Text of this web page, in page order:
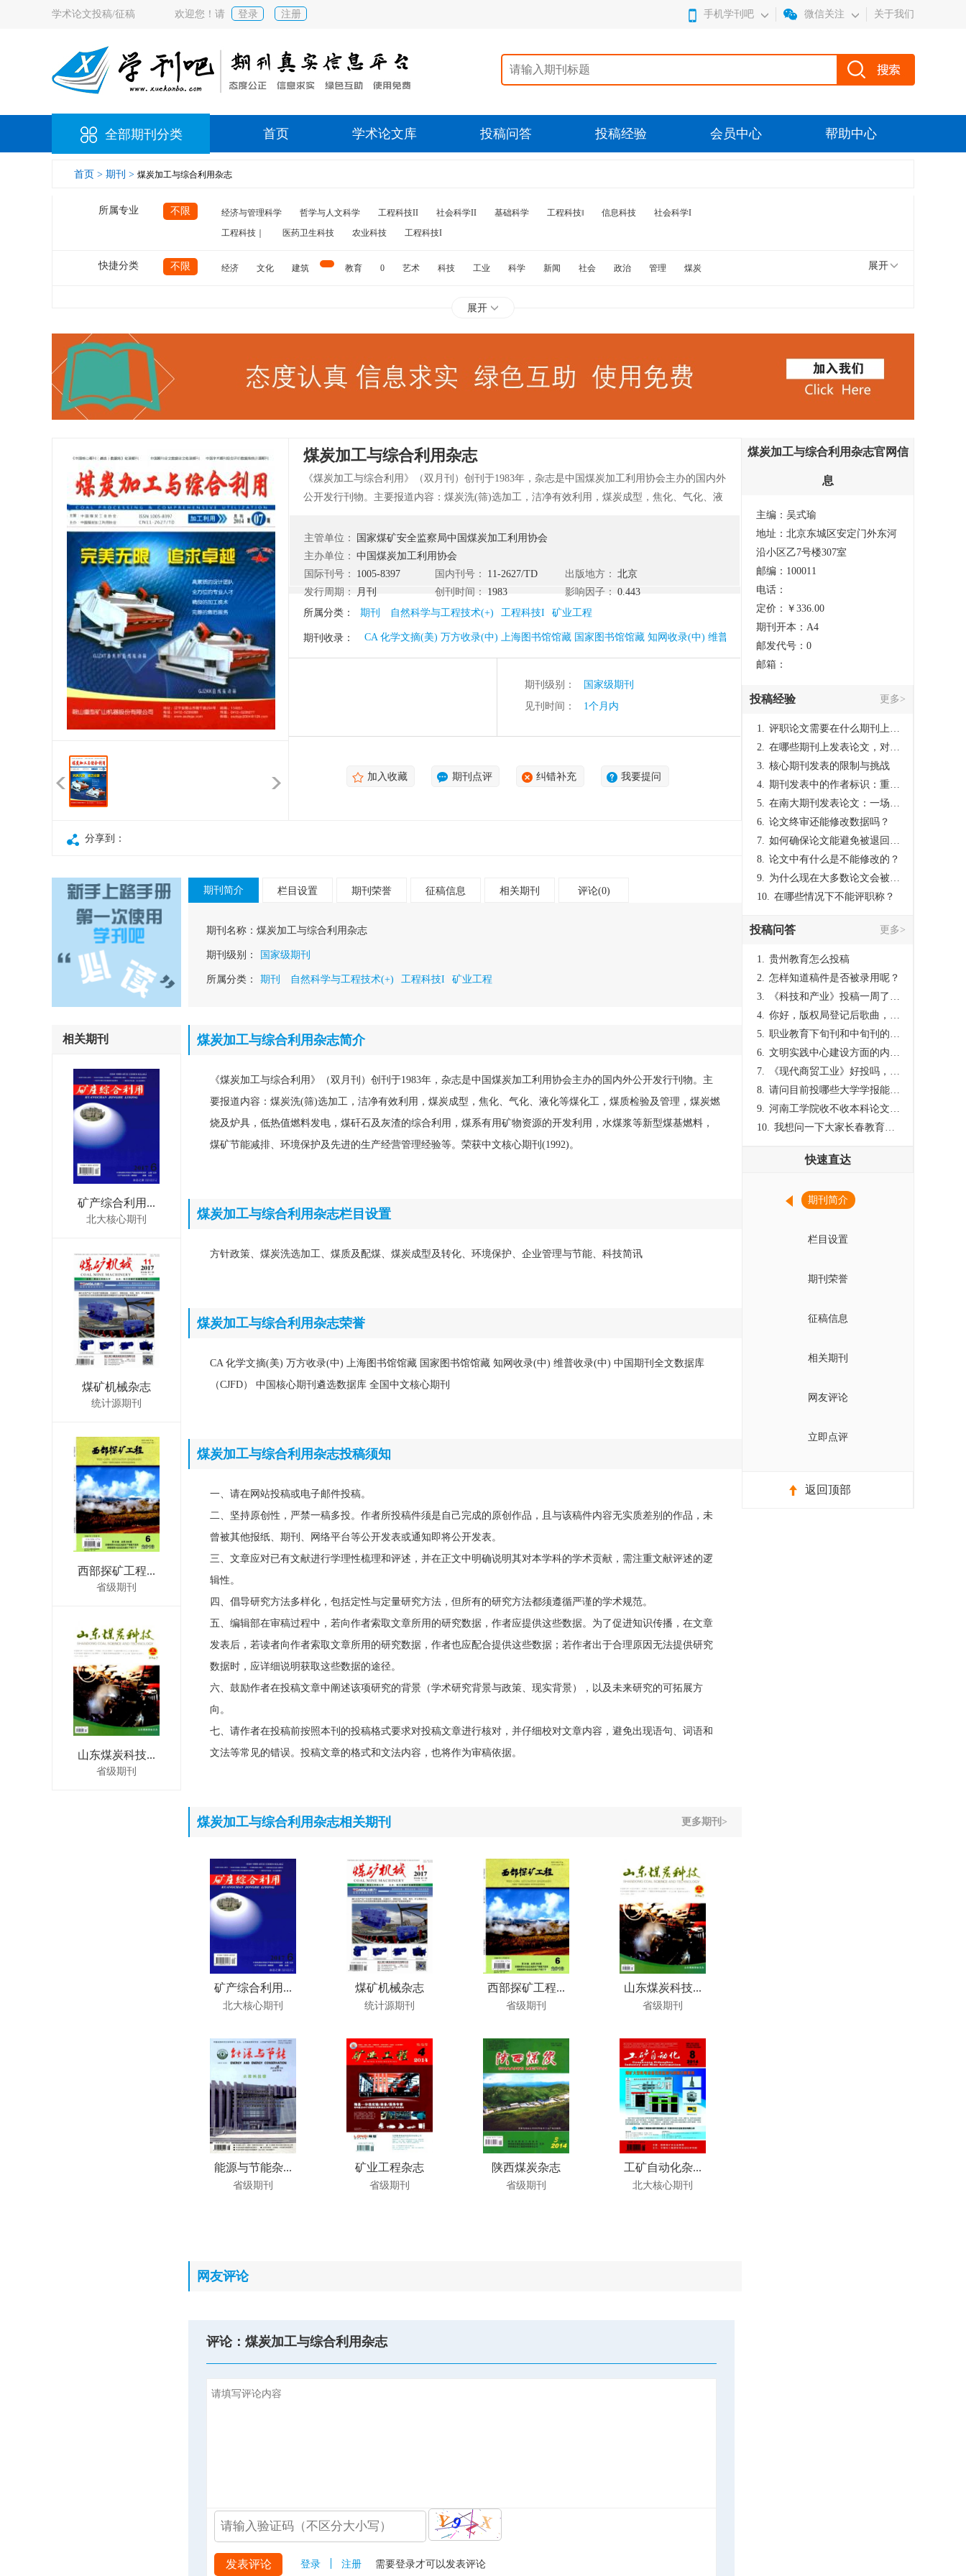
学术论文投稿/征稿 欢迎您！请 登录 注册 手机学刊吧 微信关注 关于我们
全部期刊分类 首页 学术论文库 投稿问答 投稿经验 会员中心 帮助中心
首页 > 期刊 > 煤炭加工与综合利用杂志
所属专业 不限 经济与管理科学 哲学与人文科学 工程科技II 社会科学II 基础科学 工程科技‖ 信息科技
社会科学I
工程科技｜
医药卫生科技 农业科技 工程科技I
快捷分类 不限 经济 文化 建筑 教育 0 艺术 科技 工业 科学 新闻 社会 政治 管理
煤炭
展开
展开
煤炭加工与综合利用杂志
《煤炭加工与综合利用》（双月刊）创刊于1983年，杂志是中国煤炭加工利用协会主办的国内外
公开发行刊物。主要报道内容：煤炭洗(筛)选加工，洁净有效利用，煤炭成型，焦化、气化、液
煤系有用矿物资源的开发利用，水煤浆等新型煤基燃料，煤矿节能减排、环境保护及先进的生产
经营管理经验等。荣获中文核心期刊(1992)。
主管单位：
国家煤矿安全监察局中国煤炭加工利用协会
主办单位： 中国煤炭加工利用协会
国际刊号：
1005-8397 国内刊号： 11-2627/TD 出版地方：
北京
发行周期：
月刊 创刊时间： 1983 影响因子：
0.443
所属分类：
期刊 自然科学与工程技术(+) 工程科技I 矿业工程
期刊收录： CA 化学文摘(美) 万方收录(中) 上海图书馆馆藏 国家图书馆馆藏 知网收录(中) 维普收录(中)
期刊级别：
国家级期刊
见刊时间：
1个月内
加入收藏 期刊点评 纠错补充 我要提问
分享到：
相关期刊
矿产综合利用...
北大核心期刊
煤矿机械杂志
统计源期刊
西部探矿工程...
省级期刊
山东煤炭科技...
省级期刊
期刊简介 栏目设置 期刊荣誉 征稿信息 相关期刊 评论(0)
期刊名称： 煤炭加工与综合利用杂志
期刊级别： 国家级期刊
所属分类： 期刊 自然科学与工程技术(+) 工程科技I 矿业工程
煤炭加工与综合利用杂志简介
《煤炭加工与综合利用》（双月刊）创刊于1983年，杂志是中国煤炭加工利用协会主办的国内外公开发行刊物。主
要报道内容：煤炭洗(筛)选加工，洁净有效利用，煤炭成型，焦化、气化、液化等煤化工，煤质检验及管理，煤炭燃
烧及炉具，低热值燃料发电，煤矸石及灰渣的综合利用，煤系有用矿物资源的开发利用，水煤浆等新型煤基燃料，
煤矿节能减排、环境保护及先进的生产经营管理经验等。荣获中文核心期刊(1992)。
煤炭加工与综合利用杂志栏目设置
方针政策、煤炭洗选加工、煤质及配煤、煤炭成型及转化、环境保护、企业管理与节能、科技简讯
煤炭加工与综合利用杂志荣誉
CA 化学文摘(美) 万方收录(中) 上海图书馆馆藏 国家图书馆馆藏 知网收录(中) 维普收录(中) 中国期刊全文数据库
（CJFD） 中国核心期刊遴选数据库 全国中文核心期刊
煤炭加工与综合利用杂志投稿须知
一、请在网站投稿或电子邮件投稿。
二、坚持原创性，严禁一稿多投。作者所投稿件须是自己完成的原创作品，且与该稿件内容无实质差别的作品，未
曾被其他报纸、期刊、网络平台等公开发表或通知即将公开发表。
三、文章应对已有文献进行学理性梳理和评述，并在正文中明确说明其对本学科的学术贡献，需注重文献评述的逻
辑性。
四、倡导研究方法多样化，包括定性与定量研究方法，但所有的研究方法都须遵循严谨的学术规范。
五、编辑部在审稿过程中，若向作者索取文章所用的研究数据，作者应提供这些数据。为了促进知识传播，在文章
发表后，若读者向作者索取文章所用的研究数据，作者也应配合提供这些数据；若作者出于合理原因无法提供研究
数据时，应详细说明获取这些数据的途径。
六、鼓励作者在投稿文章中阐述该项研究的背景（学术研究背景与政策、现实背景），以及未来研究的可拓展方
向。
七、请作者在投稿前按照本刊的投稿格式要求对投稿文章进行核对，并仔细校对文章内容，避免出现语句、词语和
文法等常见的错误。投稿文章的格式和文法内容，也将作为审稿依据。
煤炭加工与综合利用杂志相关期刊 更多期刊>
矿产综合利用...
北大核心期刊
煤矿机械杂志
统计源期刊
西部探矿工程...
省级期刊
山东煤炭科技...
省级期刊
能源与节能杂...
省级期刊
矿业工程杂志
省级期刊
陕西煤炭杂志
省级期刊
工矿自动化杂...
北大核心期刊
网友评论
评论：煤炭加工与综合利用杂志
发表评论 登录 注册 需要登录才可以发表评论
煤炭加工与综合利用杂志官网信
息
主编：吴式瑜
地址：北京东城区安定门外东河
沿小区乙7号楼307室
邮编：100011
电话：
定价：￥336.00
期刊开本：A4
邮发代号：0
邮箱：
投稿经验 更多>
1. 评职论文需要在什么期刊上发表？
2. 在哪些期刊上发表论文，对考研有优势？
3. 核心期刊发表的限制与挑战
4. 期刊发表中的作者标识：重要性与实践
5. 在南大期刊发表论文：一场知识探索与学术成就的旅程
6. 论文终审还能修改数据吗？
7. 如何确保论文能避免被退回：关键条件与策略
8. 论文中有什么是不能修改的？
9. 为什么现在大多数论文会被评判为AI撰写？（深度剖析查重机制下的困境与出路）
10. 在哪些情况下不能评职称？
投稿问答 更多>
1. 贵州教育怎么投稿
2. 怎样知道稿件是否被录用呢？
3.
《科技和产业》投稿一周了仍是“已发回执”状态，这是什么意思？什么时候外审？
4. 你好，版权局登记后歌曲，这里能否发表
5. 职业教育下旬刊和中旬刊的国内刊号一样，他们有什么区别，两本刊物都是真的吗？
6. 文明实践中心建设方面的内容适合那种期刊
7.
《现代商贸工业》好投吗，版面费多少？
8. 请问目前投哪些大学学报能较快出刊啊
9. 河南工学院收不收本科论文呀？
10. 我想问一下大家长春教育学院学报是本科学报吗？
快速直达
期刊简介
栏目设置
期刊荣誉
征稿信息
相关期刊
网友评论
立即点评
返回顶部